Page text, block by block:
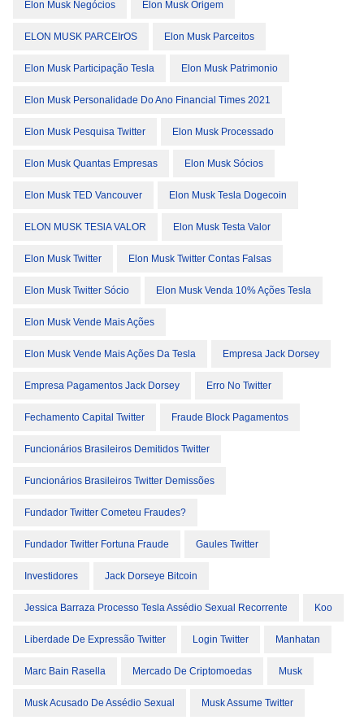
Elon Musk Negócios Elon Musk Origem
ELON MUSK PARCEIrOS Elon Musk Parceitos
Elon Musk Participação Tesla Elon Musk Patrimonio
Elon Musk Personalidade Do Ano Financial Times 2021
Elon Musk Pesquisa Twitter Elon Musk Processado
Elon Musk Quantas Empresas Elon Musk Sócios
Elon Musk TED Vancouver Elon Musk Tesla Dogecoin
ELON MUSK TESlA VALOR Elon Musk Testa Valor
Elon Musk Twitter Elon Musk Twitter Contas Falsas
Elon Musk Twitter Sócio Elon Musk Venda 10% Ações Tesla
Elon Musk Vende Mais Ações
Elon Musk Vende Mais Ações Da Tesla Empresa Jack Dorsey
Empresa Pagamentos Jack Dorsey Erro No Twitter
Fechamento Capital Twitter Fraude Block Pagamentos
Funcionários Brasileiros Demitidos Twitter
Funcionários Brasileiros Twitter Demissões
Fundador Twitter Cometeu Fraudes?
Fundador Twitter Fortuna Fraude Gaules Twitter
Investidores Jack Dorseye Bitcoin
Jessica Barraza Processo Tesla Assédio Sexual Recorrente Koo
Liberdade De Expressão Twitter Login Twitter Manhatan
Marc Bain Rasella Mercado De Criptomoedas Musk
Musk Acusado De Assédio Sexual Musk Assume Twitter